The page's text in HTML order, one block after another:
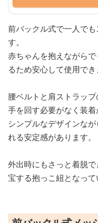
前バックル式で一人で
す。
赤ちゃんを抱えながら
るため安心して使用でき
腰ベルトと肩ストラッ
手を回す必要がなく装着
シンプルなデザインな
れる安定感があります。
外出時にもさっと着脱
宝する抱っこ紐となって